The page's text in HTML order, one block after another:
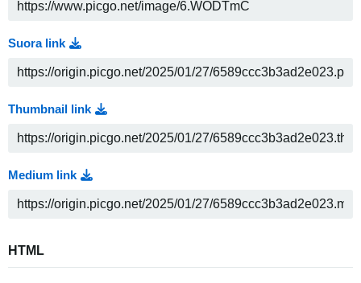
Suora link
Thumbnail link
Medium link
HTML